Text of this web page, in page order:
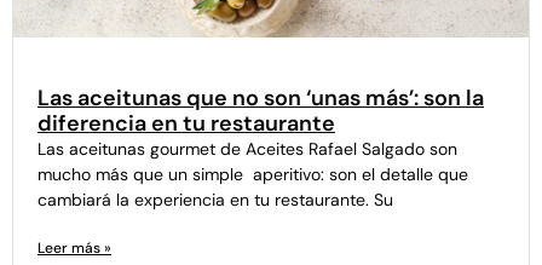
Las aceitunas que no son ‘unas más’: son la
diferencia en tu restaurante
Las aceitunas gourmet de Aceites Rafael Salgado son
mucho más que un simple aperitivo: son el detalle que
cambiará la experiencia en tu restaurante. Su
Leer más »